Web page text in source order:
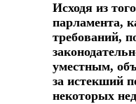
Исходя из
парламента,
требований,
уместным,
за истекший
некоторых